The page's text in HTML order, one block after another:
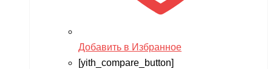
Добавить в Избранное
[yith_compare_button]